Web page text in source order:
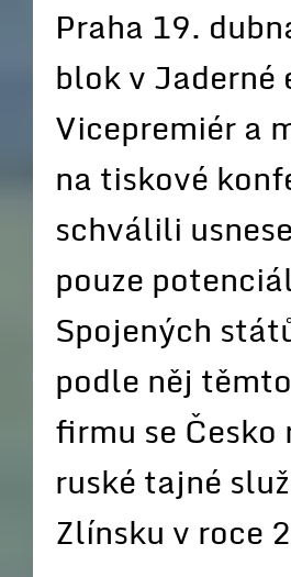
Praha 19.
blok v
Vicepremiér a
na tiskové
schválili
pouze
Spojených
podle něj
firmu se
ruské tajné
Zlínsku v roce